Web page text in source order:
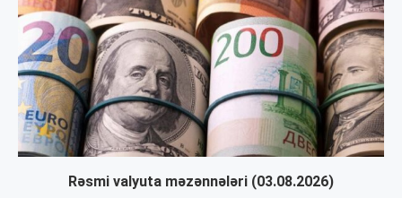
Rəsmi valyuta məzənnələri (03.08.2026)